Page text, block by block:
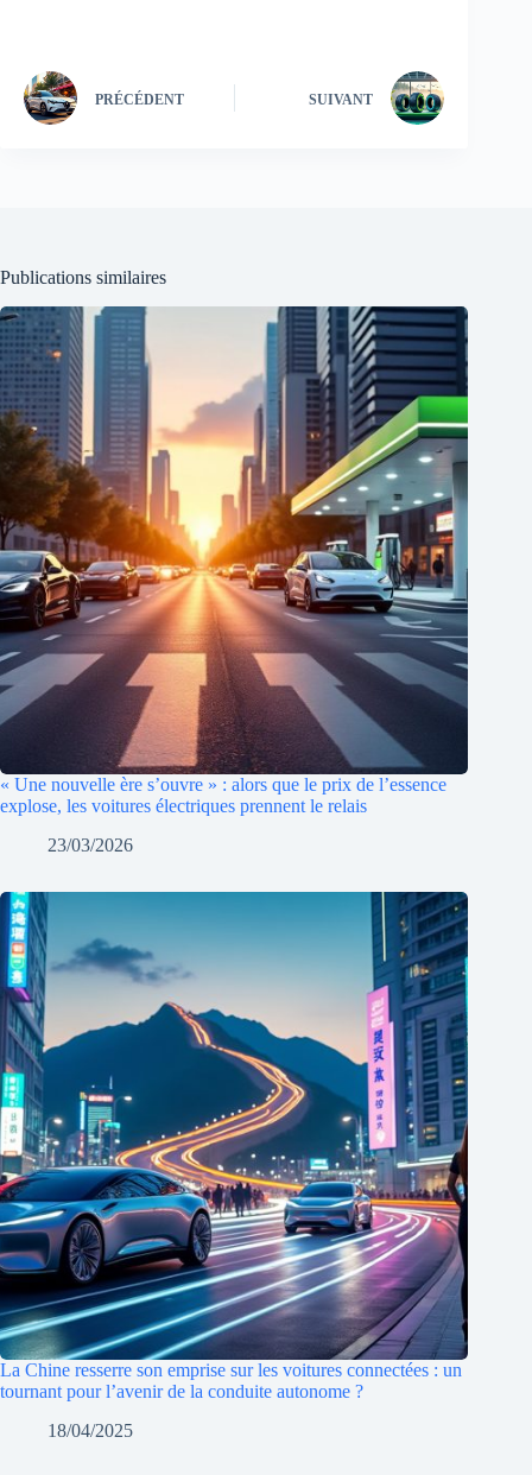
PRÉCÉDENT SUIVANT
Publications similaires
« Une nouvelle ère s’ouvre » : alors que le prix de l’essence
explose, les voitures électriques prennent le relais
23/03/2026
La Chine resserre son emprise sur les voitures connectées : un
tournant pour l’avenir de la conduite autonome ?
18/04/2025